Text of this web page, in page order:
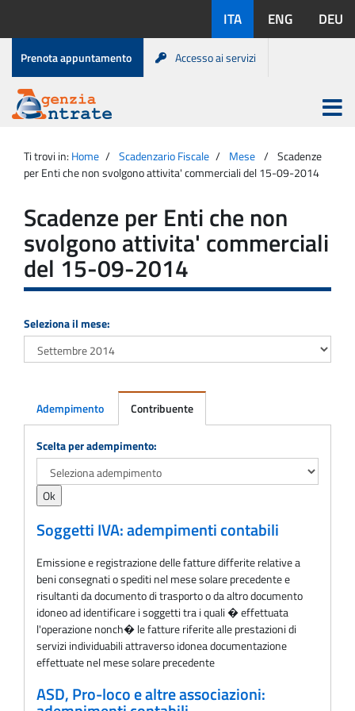
contenuto
disponibili:
ITA ENG DEU
Menu
di
servizio
Prenota appuntamento Accesso ai servizi
Agenzia
Entrate
Apri
menu
principale
Ti trovi in: Home Scadenzario Fiscale Mese
Scadenze
per Enti che non svolgono attivita' commerciali del 15-09-2014
Scadenze per Enti che non
svolgono attivita' commerciali
del 15-09-2014
Seleziona il mese:
Adempimento Contribuente
Adempimento
Scelta per adempimento:
Soggetti IVA: adempimenti contabili
Emissione e registrazione delle fatture differite relative a
beni consegnati o spediti nel mese solare precedente e
risultanti da documento di trasporto o da altro documento
idoneo ad identificare i soggetti tra i quali � effettuata
l'operazione nonch� le fatture riferite alle prestazioni di
servizi individuabili attraverso idonea documentazione
effettuate nel mese solare precedente
ASD, Pro-loco e altre associazioni: